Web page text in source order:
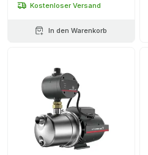
Kostenloser Versand
In den Warenkorb